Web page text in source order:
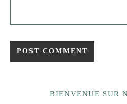
BIENVENUE SUR